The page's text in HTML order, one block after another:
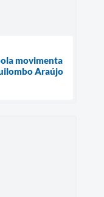
movimenta
Araújo